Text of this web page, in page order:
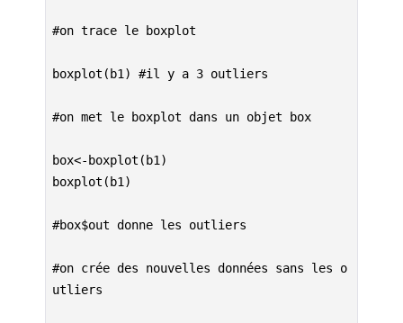
#on trace le boxplot
boxplot(b1) #il y a 3 outliers
#on met le boxplot dans un objet box
box<-boxplot(b1)
boxplot(b1)
#box$out donne les outliers
#on crée des nouvelles données sans les o
utliers